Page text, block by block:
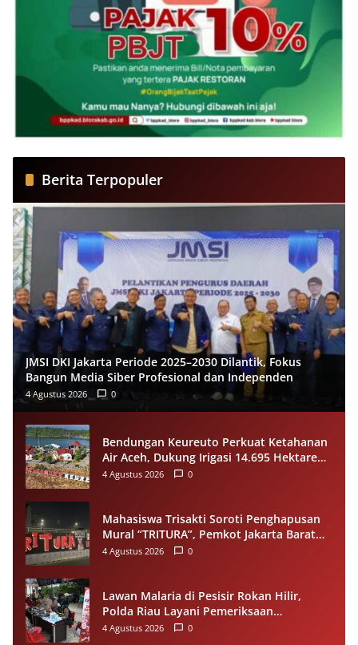
Berita Terpopuler
JMSI DKI Jakarta Periode 2025–2030 Dilantik, Fokus
Bangun Media Siber Profesional dan Independen
4 Agustus 2026 0
Bendungan Keureuto Perkuat Ketahanan
Air Aceh, Dukung Irigasi 14.695 Hektare
saat Musim Kemarau
4 Agustus 2026 0
Mahasiswa Trisakti Soroti Penghapusan
Mural “TRITURA”, Pemkot Jakarta Barat
Diminta Beri Klarifikasi
4 Agustus 2026 0
Lawan Malaria di Pesisir Rokan Hilir,
Polda Riau Layani Pemeriksaan
Kesehatan Gratis
4 Agustus 2026 0